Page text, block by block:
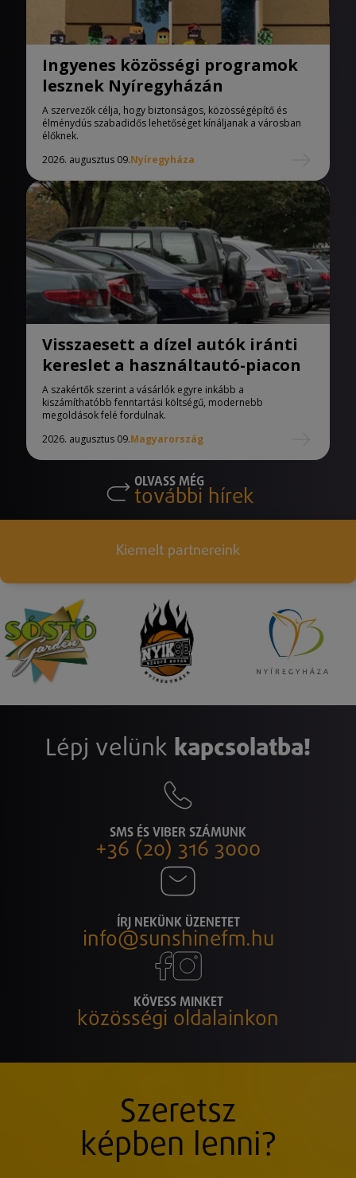
Ingyenes közösségi programok
lesznek Nyíregyházán
A szervezők célja, hogy biztonságos, közösségépítő és
élménydús szabadidős lehetőséget kínáljanak a városban
élőknek.
2026. augusztus 09.Nyíregyháza
Visszaesett a dízel autók iránti
kereslet a használtautó-piacon
A szakértők szerint a vásárlók egyre inkább a
kiszámíthatóbb fenntartási költségű, modernebb
megoldások felé fordulnak.
2026. augusztus 09.Magyarország
OLVASS MÉG
további hírek
Kiemelt partnereink
Lépj velünk kapcsolatba!
SMS ÉS VIBER SZÁMUNK
+36 (20) 316 3000
ÍRJ NEKÜNK ÜZENETET
info@sunshinefm.hu
KÖVESS MINKET
közösségi oldalainkon
Szeretsz
képben lenni?